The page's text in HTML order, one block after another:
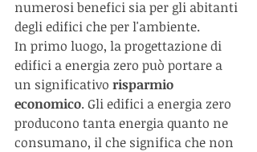
numerosi benefici sia per gli abitanti
degli edifici che per l'ambiente.
In primo luogo, la progettazione di
edifici a energia zero può portare a
un significativo risparmio
economico. Gli edifici a energia zero
producono tanta energia quanto ne
consumano, il che significa che non